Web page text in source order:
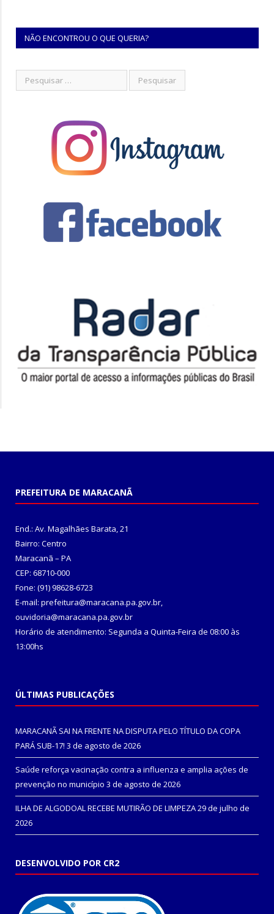
NÃO ENCONTROU O QUE QUERIA?
PREFEITURA DE MARACANÃ
End.: Av. Magalhães Barata, 21
Bairro: Centro
Maracanã – PA
CEP: 68710-000
Fone: (91) 98628-6723
E-mail: prefeitura@maracana.pa.gov.br,
ouvidoria@maracana.pa.gov.br
Horário de atendimento: Segunda a Quinta-Feira de 08:00 às
13:00hs
ÚLTIMAS PUBLICAÇÕES
MARACANÃ SAI NA FRENTE NA DISPUTA PELO TÍTULO DA COPA
PARÁ SUB-17! 3 de agosto de 2026
Saúde reforça vacinação contra a influenza e amplia ações de
prevenção no município 3 de agosto de 2026
ILHA DE ALGODOAL RECEBE MUTIRÃO DE LIMPEZA29 de julho de
2026
DESENVOLVIDO POR CR2